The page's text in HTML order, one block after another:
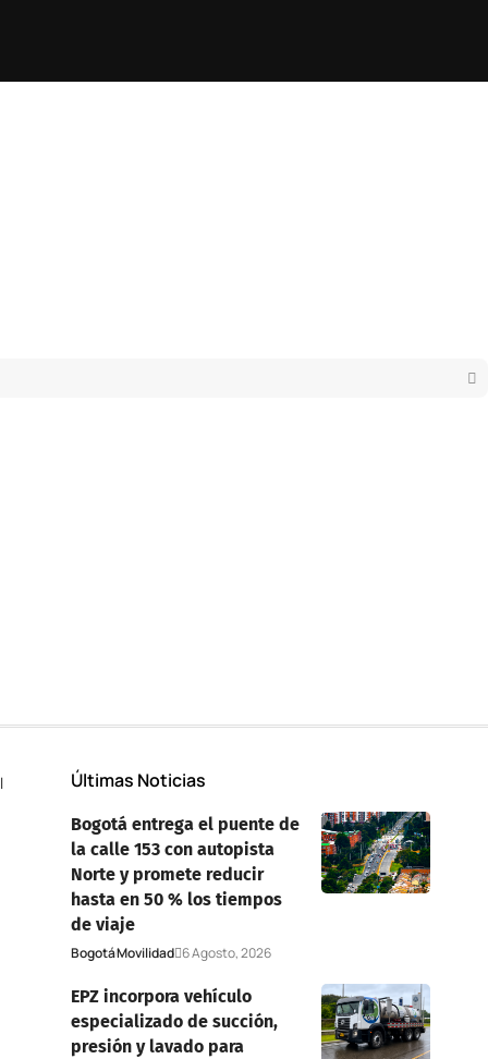
Últimas Noticias
Bogotá entrega el puente de
la calle 153 con autopista
Norte y promete reducir
hasta en 50 % los tiempos
de viaje
BogotáMovilidad 6 Agosto, 2026
EPZ incorpora vehículo
especializado de succión,
presión y lavado para